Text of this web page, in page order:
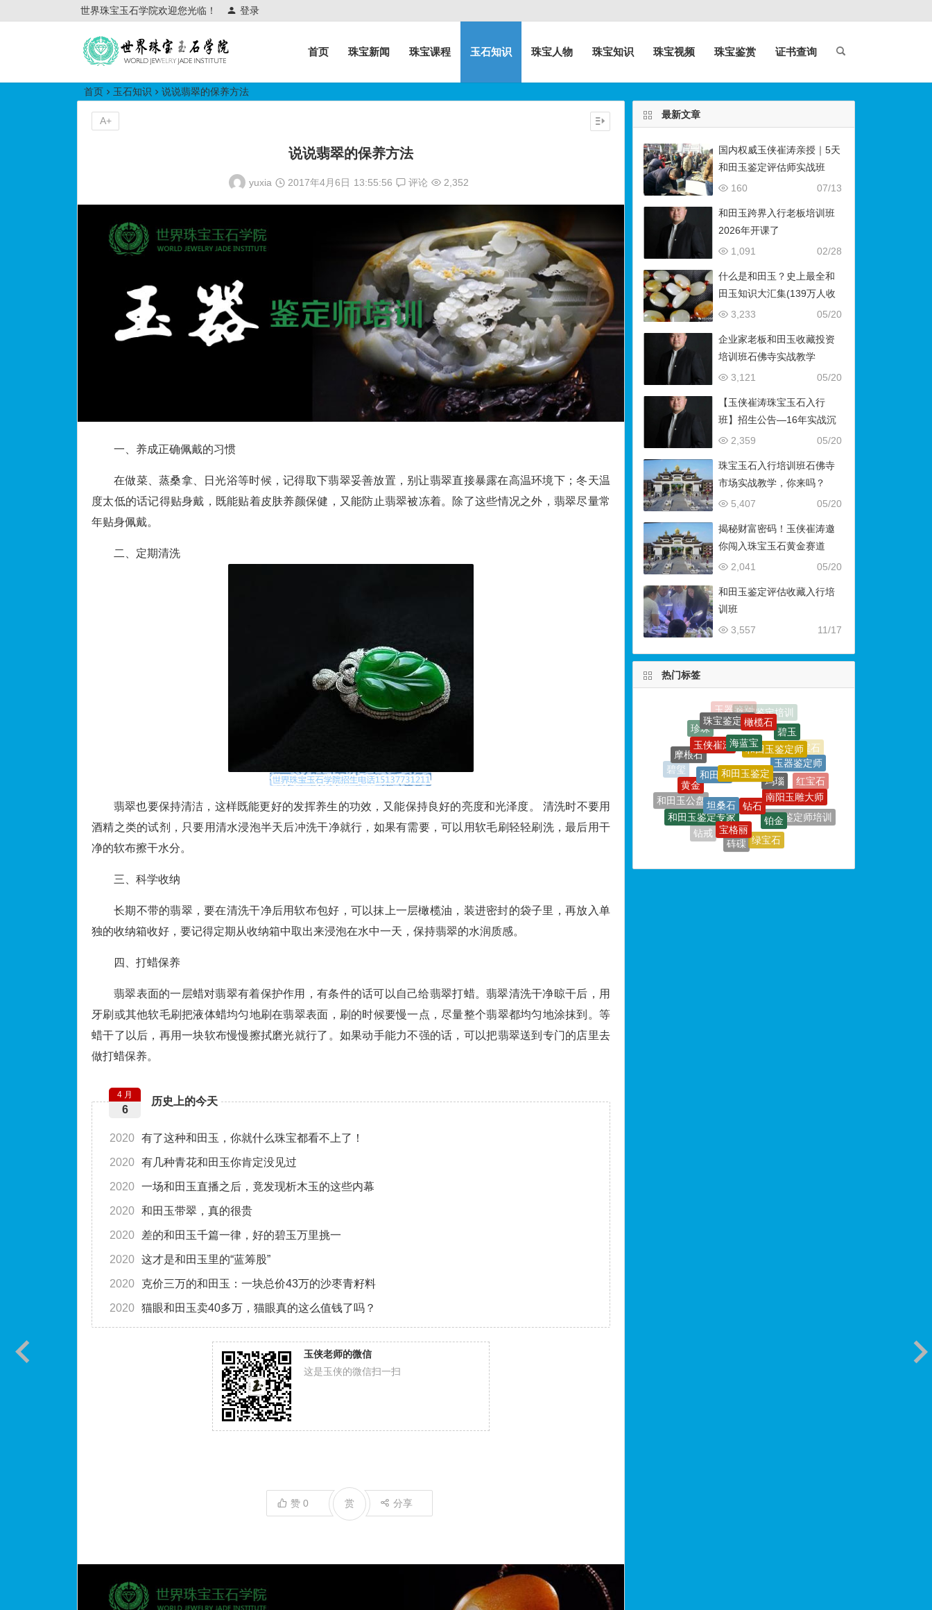
世界珠宝玉石学院欢迎您光临！ 登录
世界珠宝玉石学院培训中心
首页 珠宝新闻 珠宝课程 玉石知识 珠宝人物 珠宝知识 珠宝视频 珠宝鉴赏 证书查询
首页 玉石知识 说说翡翠的保养方法
说说翡翠的保养方法
yuxia 2017年4月6日 13:55:56 评论 2,352
一、养成正确佩戴的习惯
在做菜、蒸桑拿、日光浴等时候，记得取下翡翠妥善放置，别让翡翠直接暴露在高温环境下；冬天温
度太低的话记得贴身戴，既能贴着皮肤养颜保健，又能防止翡翠被冻着。除了这些情况之外，翡翠尽量常
年贴身佩戴。
二、定期清洗
翡翠也要保持清洁，这样既能更好的发挥养生的功效，又能保持良好的亮度和光泽度。 清洗时不要用
酒精之类的试剂，只要用清水浸泡半天后冲洗干净就行，如果有需要，可以用软毛刷轻轻刷洗，最后用干
净的软布擦干水分。
三、科学收纳
长期不带的翡翠，要在清洗干净后用软布包好，可以抹上一层橄榄油，装进密封的袋子里，再放入单
独的收纳箱收好，要记得定期从收纳箱中取出来浸泡在水中一天，保持翡翠的水润质感。
四、打蜡保养
翡翠表面的一层蜡对翡翠有着保护作用，有条件的话可以自己给翡翠打蜡。翡翠清洗干净晾干后，用
牙刷或其他软毛刷把液体蜡均匀地刷在翡翠表面，刷的时候要慢一点，尽量整个翡翠都均匀地涂抹到。等
蜡干了以后，再用一块软布慢慢擦拭磨光就行了。如果动手能力不强的话，可以把翡翠送到专门的店里去
做打蜡保养。
历史上的今天
4 月
6
2020 有了这种和田玉，你就什么珠宝都看不上了！
2020 有几种青花和田玉你肯定没见过
2020 一场和田玉直播之后，竟发现析木玉的这些内幕
2020 和田玉带翠，真的很贵
2020 差的和田玉千篇一律，好的碧玉万里挑一
2020 这才是和田玉里的“蓝筹股”
2020 克价三万的和田玉：一块总价43万的沙枣青籽料
2020 猫眼和田玉卖40多万，猫眼真的这么值钱了吗？
玉侠老师的微信
这是玉侠的微信扫一扫
赞0 分享
赏
A+
最新文章
国内权威玉侠崔涛亲授｜5天
和田玉鉴定评估师实战班
（石佛寺9月开班）
07/13
160
和田玉跨界入行老板培训班
2026年开课了
02/28
1,091
什么是和田玉？史上最全和
田玉知识大汇集(139万人收
藏）
05/20
3,233
企业家老板和田玉收藏投资
培训班石佛寺实战教学
05/20
3,121
【玉侠崔涛珠宝玉石入行
班】招生公告—16年实战沉
淀，助你叩开财富与传承之
05/20
2,359
珠宝玉石入行培训班石佛寺
市场实战教学，你来吗？
05/20
5,407
揭秘财富密码！玉侠崔涛邀
你闯入珠宝玉石黄金赛道
05/20
2,041
和田玉鉴定评估收藏入行培
训班
11/17
3,557
热门标签
珠宝鉴定师橄榄石
碧玉
碧玺
摩根石
玉侠崔涛海蓝宝
和田玉鉴定师
玉器鉴定师
红宝石
玉石鉴定师
玉石雕刻
和田玉公盘
黄金
和田玉和田玉鉴定
玛瑙
南阳玉雕大师
宝石鉴定师培训
欧泊
和田玉标本
玉雕大师
钻戒
和田玉鉴定专家
坦桑石 钻石
铂金
绿宝石
砗磲
宝格丽